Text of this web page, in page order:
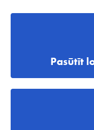
Pasūtīt